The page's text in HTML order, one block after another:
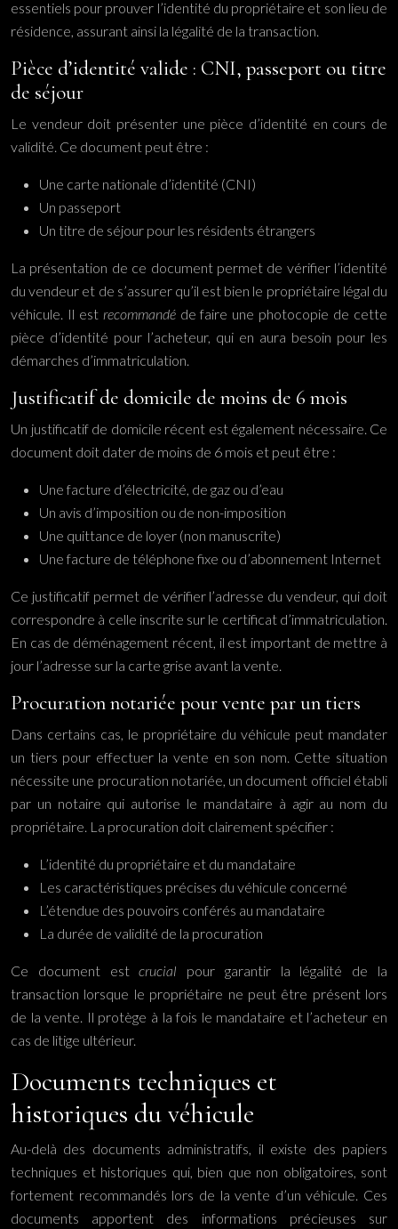
essentiels pour prouver l’identité du propriétaire et son lieu de
résidence, assurant ainsi la légalité de la transaction.
Pièce d’identité valide : CNI, passeport ou titre
de séjour
Le vendeur doit présenter une pièce d’identité en cours de
validité. Ce document peut être :
Une carte nationale d’identité (CNI)
Un passeport
Un titre de séjour pour les résidents étrangers
La présentation de ce document permet de vérifier l’identité
du vendeur et de s’assurer qu’il est bien le propriétaire légal du
véhicule. Il est recommandé de faire une photocopie de cette
pièce d’identité pour l’acheteur, qui en aura besoin pour les
démarches d’immatriculation.
Justificatif de domicile de moins de 6 mois
Un justificatif de domicile récent est également nécessaire. Ce
document doit dater de moins de 6 mois et peut être :
Une facture d’électricité, de gaz ou d’eau
Un avis d’imposition ou de non-imposition
Une quittance de loyer (non manuscrite)
Une facture de téléphone fixe ou d’abonnement Internet
Ce justificatif permet de vérifier l’adresse du vendeur, qui doit
correspondre à celle inscrite sur le certificat d’immatriculation.
En cas de déménagement récent, il est important de mettre à
jour l’adresse sur la carte grise avant la vente.
Procuration notariée pour vente par un tiers
Dans certains cas, le propriétaire du véhicule peut mandater
un tiers pour effectuer la vente en son nom. Cette situation
nécessite une procuration notariée, un document officiel établi
par un notaire qui autorise le mandataire à agir au nom du
propriétaire. La procuration doit clairement spécifier :
L’identité du propriétaire et du mandataire
Les caractéristiques précises du véhicule concerné
L’étendue des pouvoirs conférés au mandataire
La durée de validité de la procuration
Ce document estcrucial pour garantir la légalité de la
transaction lorsque le propriétaire ne peut être présent lors
de la vente. Il protège à la fois le mandataire et l’acheteur en
cas de litige ultérieur.
Documents techniques et
historiques du véhicule
Au-delà des documents administratifs, il existe des papiers
techniques et historiques qui, bien que non obligatoires, sont
fortement recommandés lors de la vente d’un véhicule. Ces
documents apportent des informations précieuses sur